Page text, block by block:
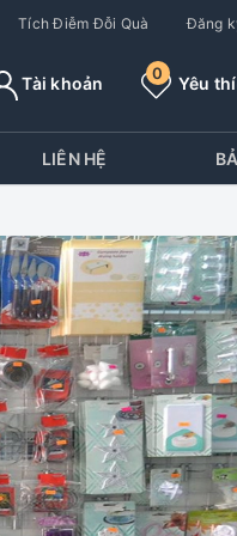
Tích Điễm Đỗi Quà Đăng
Yêu
0
Tài khoản
LIÊN HỆ